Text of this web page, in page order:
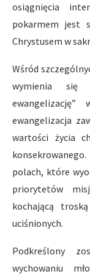
osiągnięcia
pokarmem jest
Chrystusem w
Wśród
wymienia się
ewangelizacja
wartości życia
polach, które
priorytetów
kochającą
uciśnionych.
Podkreślony
wychowaniu